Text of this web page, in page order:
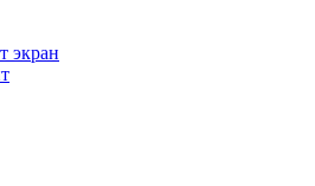
экран